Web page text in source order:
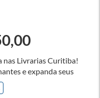
nas Livrarias Curitiba!
e expanda seus
uma porta para novos
viajar sem sair do